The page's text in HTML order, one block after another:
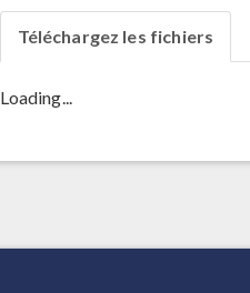
Téléchargez les fichiers
Loading...